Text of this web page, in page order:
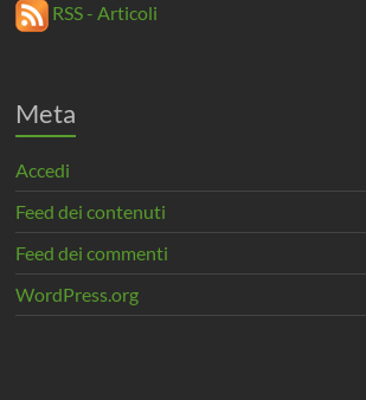
RSS - Articoli
Meta
Accedi
Feed dei contenuti
Feed dei commenti
WordPress.org